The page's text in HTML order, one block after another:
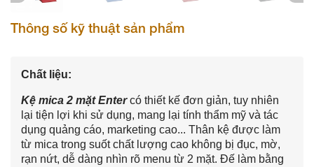
Thông số kỹ thuật sản phẩm
Chất liệu:
Kệ mica 2 mặt Entercó thiết kế đơn giản, tuy nhiên
lại tiện lợi khi sử dụng, mang lại tính thẩm mỹ và tác
dụng quảng cáo, marketing cao... Thân kệ được làm
từ mica trong suốt chất lượng cao không bị đục, mờ,
rạn nứt, dễ dàng nhìn rõ menu từ 2 mặt. Đế làm bằng